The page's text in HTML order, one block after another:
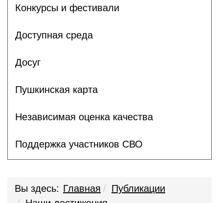
Конкурсы и фестивали
Доступная среда
Досуг
Пушкинская карта
Независимая оценка качества
Поддержка участников СВО
Вы здесь: Главная
Публикации